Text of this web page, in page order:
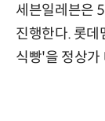
세븐일레븐은
진행한다. 롯
식빵'을 정상